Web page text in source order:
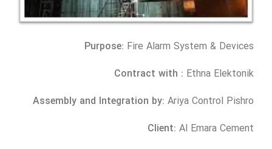
Purpose: Fire Alarm System & Devices
Ethna Elektonik
Ariya Control Pishro
Al Emara Cement